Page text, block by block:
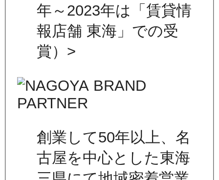
年～2023年は「賃貸情
報店舗 東海」での受
賞）>
創業して50年以上、名
古屋を中心とした東海